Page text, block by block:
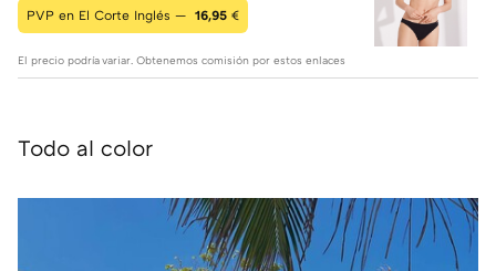
PVP en El Corte Inglés — 16,95 €
El precio podría variar. Obtenemos comisión por estos enlaces
Todo al color